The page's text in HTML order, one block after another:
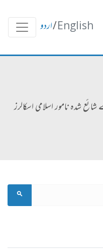
English
/اردو
شدہ نامور اسلامی اسکالرز